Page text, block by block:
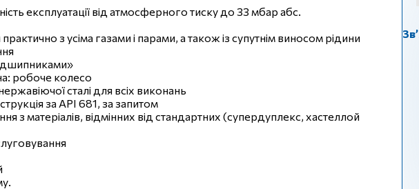
експлуатації від атмосферного тиску до 33 мбар абс.
з усіма газами і парами, а також із супутнім виносом рідини
робоче колесо
сталі для всіх виконань
за API 681, за запитом
з матеріалів, відмінних від стандартних (супердуплекс, хастеллой